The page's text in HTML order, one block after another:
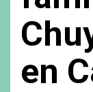
en